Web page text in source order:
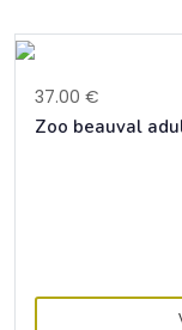
37.00 €
Zoo beauval